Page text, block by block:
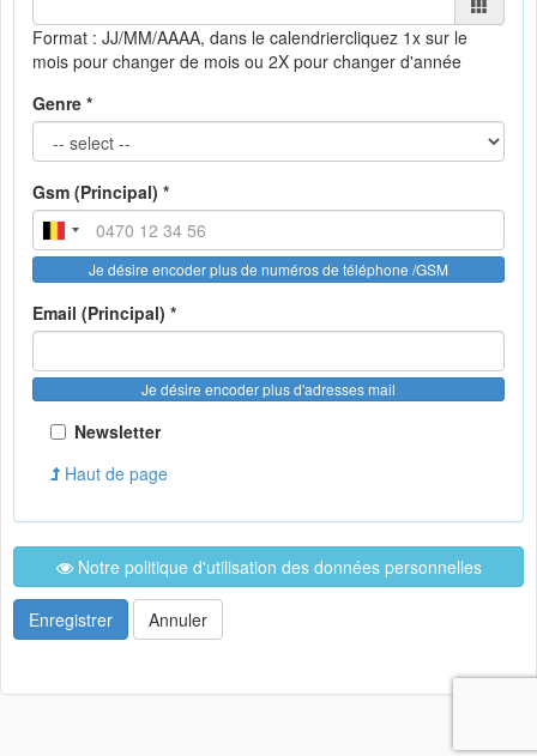
Format : JJ/MM/AAAA, dans le calendriercliquez 1x sur le
mois pour changer de mois ou 2X pour changer d'année
Genre *
Gsm (Principal) *
Je désire encoder plus de numéros de téléphone /GSM
Email (Principal) *
Je désire encoder plus d'adresses mail
Newsletter
Haut de page
Notre politique d'utilisation des données personnelles
Enregistrer Annuler